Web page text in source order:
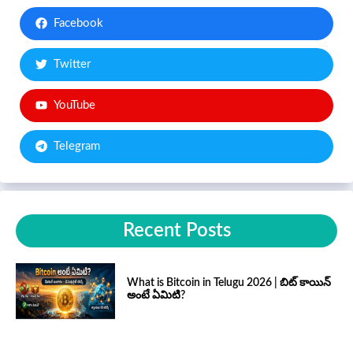
Facebook
Twitter
YouTube
Telegram
Recent Posts
What is Bitcoin in Telugu 2026 | బిట్ కాయిన్
అంటే ఏమిటి?